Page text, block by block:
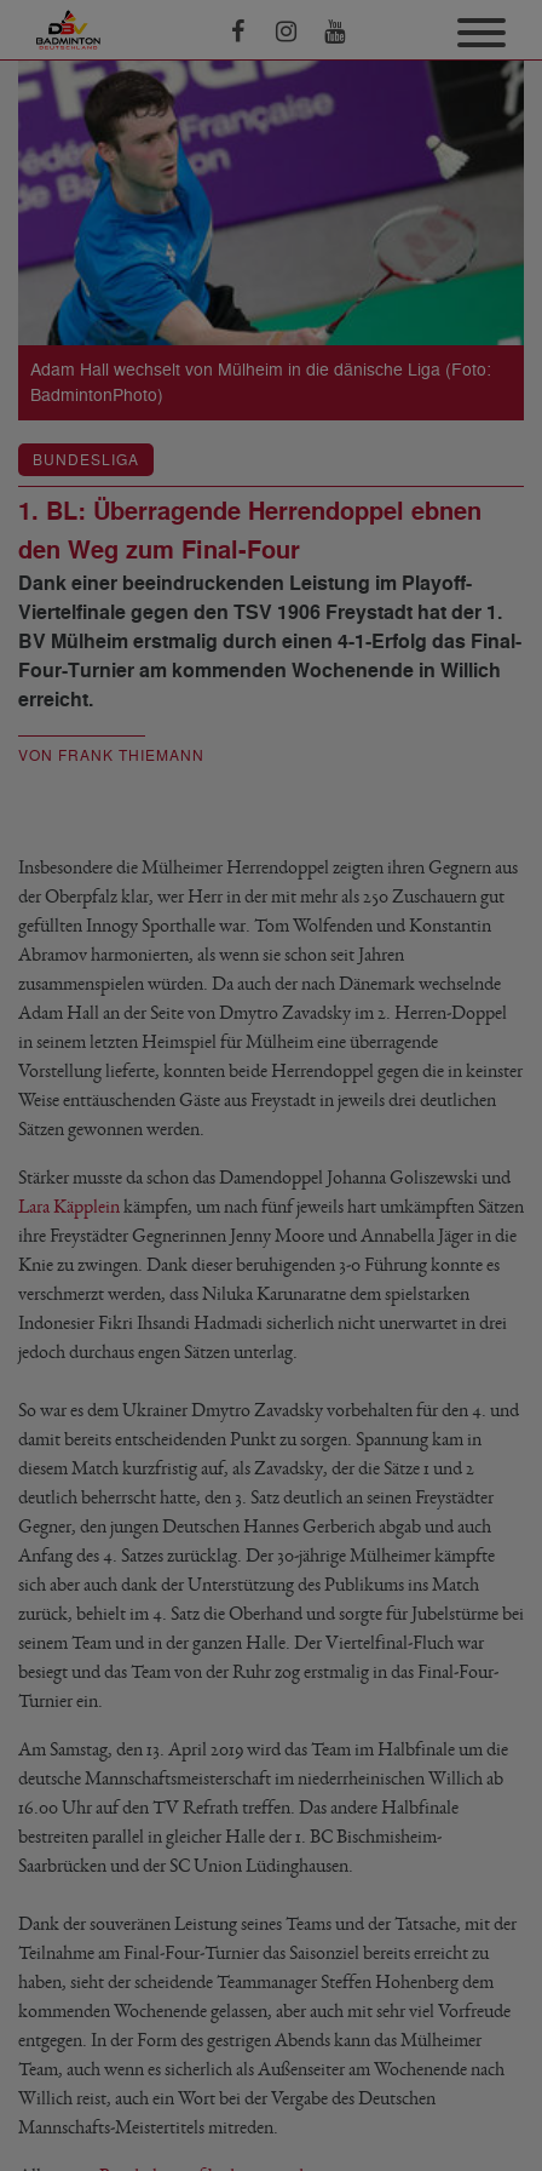
Adam Hall wechselt von Mülheim in die dänische Liga (Foto:
BadmintonPhoto)
BUNDESLIGA
1. BL: Überragende Herrendoppel ebnen
den Weg zum Final-Four
Dank einer beeindruckenden Leistung im Playoff-
Viertelfinale gegen den TSV 1906 Freystadt hat der 1.
BV Mülheim erstmalig durch einen 4-1-Erfolg das Final-
Four-Turnier am kommenden Wochenende in Willich
erreicht.
VON FRANK THIEMANN
Insbesondere die Mülheimer Herrendoppel zeigten ihren Gegnern aus
der Oberpfalz klar, wer Herr in der mit mehr als 250 Zuschauern gut
gefüllten Innogy Sporthalle war. Tom Wolfenden und Konstantin
Abramov harmonierten, als wenn sie schon seit Jahren
zusammenspielen würden. Da auch der nach Dänemark wechselnde
Adam Hall an der Seite von Dmytro Zavadsky im 2. Herren-Doppel
in seinem letzten Heimspiel für Mülheim eine überragende
Vorstellung lieferte, konnten beide Herrendoppel gegen die in keinster
Weise enttäuschenden Gäste aus Freystadt in jeweils drei deutlichen
Sätzen gewonnen werden.
Stärker musste da schon das Damendoppel Johanna Goliszewski und
Lara Käpplein kämpfen, um nach fünf jeweils hart umkämpften Sätzen
ihre Freystädter Gegnerinnen Jenny Moore und Annabella Jäger in die
Knie zu zwingen. Dank dieser beruhigenden 3-0 Führung konnte es
verschmerzt werden, dass Niluka Karunaratne dem spielstarken
Indonesier Fikri Ihsandi Hadmadi sicherlich nicht unerwartet in drei
jedoch durchaus engen Sätzen unterlag.
So war es dem Ukrainer Dmytro Zavadsky vorbehalten für den 4. und
damit bereits entscheidenden Punkt zu sorgen. Spannung kam in
diesem Match kurzfristig auf, als Zavadsky, der die Sätze 1 und 2
deutlich beherrscht hatte, den 3. Satz deutlich an seinen Freystädter
Gegner, den jungen Deutschen Hannes Gerberich abgab und auch
Anfang des 4. Satzes zurücklag. Der 30-jährige Mülheimer kämpfte
sich aber auch dank der Unterstützung des Publikums ins Match
zurück, behielt im 4. Satz die Oberhand und sorgte für Jubelstürme bei
seinem Team und in der ganzen Halle. Der Viertelfinal-Fluch war
besiegt und das Team von der Ruhr zog erstmalig in das Final-Four-
Turnier ein.
Am Samstag, den 13. April 2019 wird das Team im Halbfinale um die
deutsche Mannschaftsmeisterschaft im niederrheinischen Willich ab
16.00 Uhr auf den TV Refrath treffen. Das andere Halbfinale
bestreiten parallel in gleicher Halle der 1. BC Bischmisheim-
Saarbrücken und der SC Union Lüdinghausen.
Dank der souveränen Leistung seines Teams und der Tatsache, mit der
Teilnahme am Final-Four-Turnier das Saisonziel bereits erreicht zu
haben, sieht der scheidende Teammanager Steffen Hohenberg dem
kommenden Wochenende gelassen, aber auch mit sehr viel Vorfreude
entgegen. In der Form des gestrigen Abends kann das Mülheimer
Team, auch wenn es sicherlich als Außenseiter am Wochenende nach
Willich reist, auch ein Wort bei der Vergabe des Deutschen
Mannschafts-Meistertitels mitreden.